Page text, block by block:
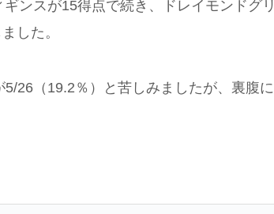
ンスが15得点で続き、ドレイモンドグリ
した。
26（19.2％）と苦しみましたが、裏腹に